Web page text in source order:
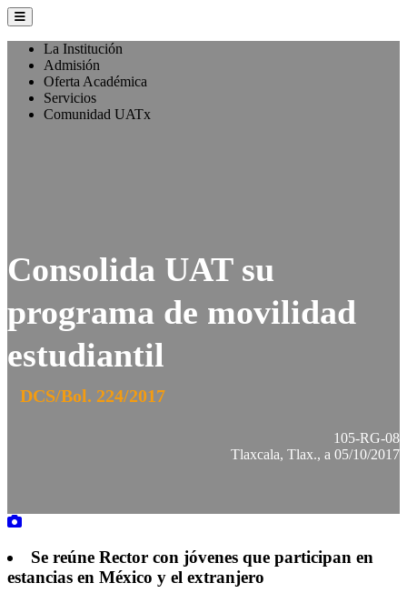
La Institución
Admisión
Oferta Académica
Servicios
Comunidad UATx
Consolida UAT su
programa de movilidad
estudiantil
DCS/Bol. 224/2017
105-RG-08
Tlaxcala, Tlax., a 05/10/2017
Se reúne Rector con jóvenes que participan en
estancias en México y el extranjero